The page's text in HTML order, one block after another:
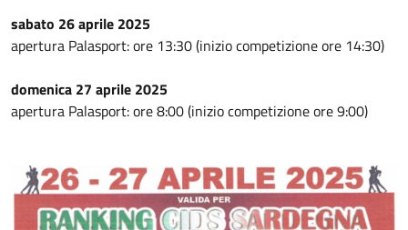
sabato 26 aprile 2025
apertura Palasport: ore 13:30 (inizio competizione ore 14:30)
domenica 27 aprile 2025
apertura Palasport: ore 8:00 (inizio competizione ore 9:00)